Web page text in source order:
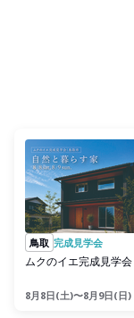
鳥取 完成見学会
ムクのイエ完成見学会
8月8日(土)〜8月9日(日)